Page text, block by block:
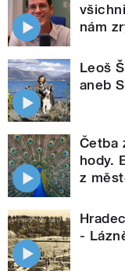
nám
Leoš
aneb
Četba
hody.
z
-